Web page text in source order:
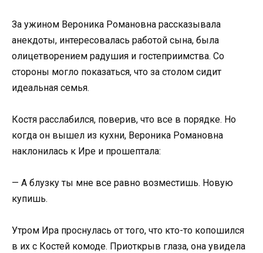
За ужином Вероника Романовна рассказывала
анекдоты, интересовалась работой сына, была
олицетворением радушия и гостеприимства. Со
стороны могло показаться, что за столом сидит
идеальная семья.
Костя расслабился, поверив, что все в порядке. Но
когда он вышел из кухни, Вероника Романовна
наклонилась к Ире и прошептала:
— А блузку ты мне все равно возместишь. Новую
купишь.
Утром Ира проснулась от того, что кто-то копошился
в их с Костей комоде. Приоткрыв глаза, она увидела